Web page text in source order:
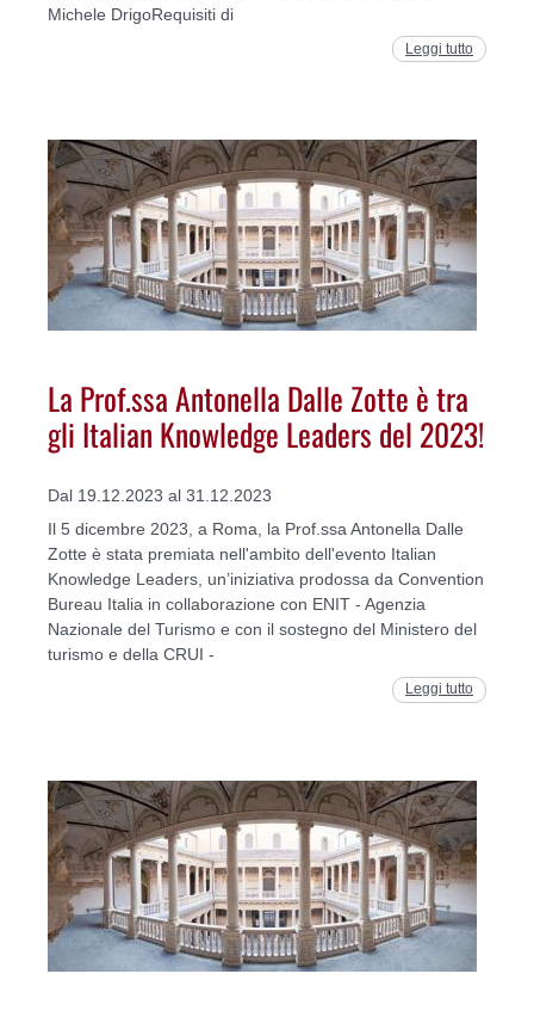
Michele DrigoRequisiti di
Leggi tutto
La Prof.ssa Antonella Dalle Zotte è tra
gli Italian Knowledge Leaders del 2023!
Dal 19.12.2023 al 31.12.2023
Il 5 dicembre 2023, a Roma, la Prof.ssa Antonella Dalle
Zotte è stata premiata nell'ambito dell'evento Italian
Knowledge Leaders, un’iniziativa prodossa da Convention
Bureau Italia in collaborazione con ENIT - Agenzia
Nazionale del Turismo e con il sostegno del Ministero del
turismo e della CRUI -
Leggi tutto